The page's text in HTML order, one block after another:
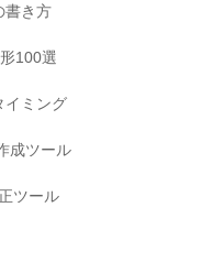
書き方
100選
イミング
成ツール
ツール